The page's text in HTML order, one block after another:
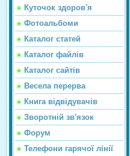
Куточок здоров'я
Фотоальбоми
Каталог статей
Каталог файлів
Каталог сайтiв
Весела перерва
Книга відвідувачів
Зворотній зв'язок
Форум
Телефони гарячої лінії